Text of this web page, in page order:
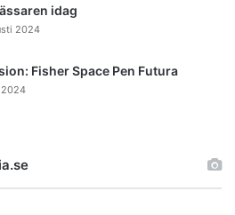
idag
2024
Fisher Space Pen Futura
2024